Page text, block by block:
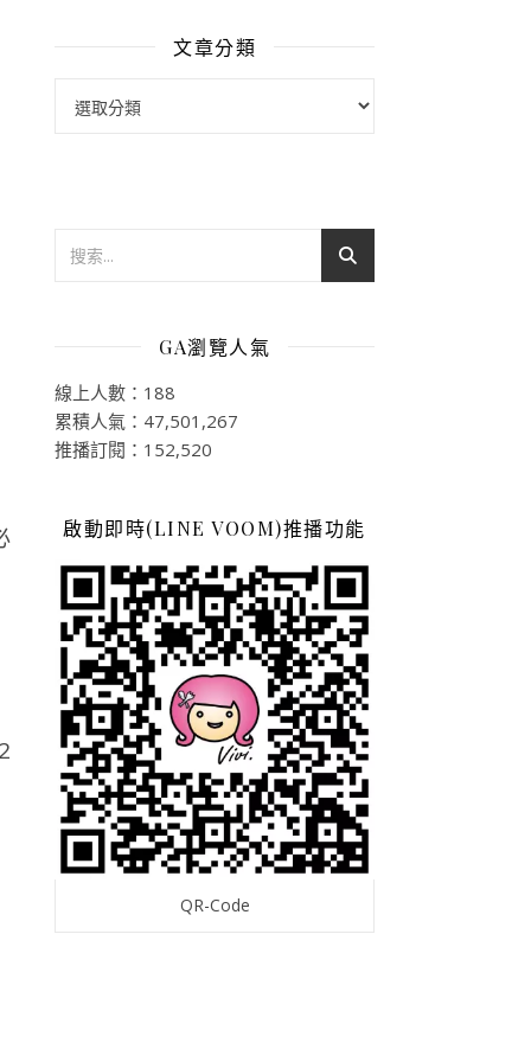
文章分類
GA瀏覽人氣
線上人數：188
累積人氣：47,501,267
推播訂閱：152,520
啟動即時(LINE VOOM)推播功能
QR-Code